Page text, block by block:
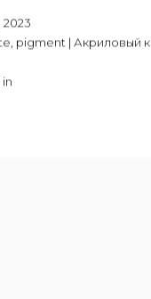
2023
, pigment | Акриловый
in